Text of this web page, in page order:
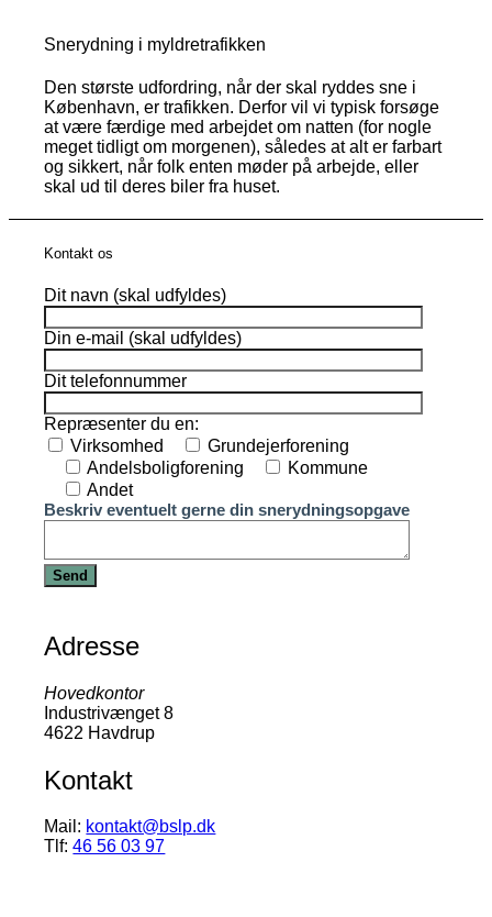
Snerydning i myldretrafikken
Den største udfordring, når der skal ryddes sne i
København, er trafikken. Derfor vil vi typisk forsøge
at være færdige med arbejdet om natten (for nogle
meget tidligt om morgenen), således at alt er farbart
og sikkert, når folk enten møder på arbejde, eller
skal ud til deres biler fra huset.
Kontakt os
Dit navn (skal udfyldes)
Din e-mail (skal udfyldes)
Dit telefonnummer
Repræsenter du en:
Virksomhed
Grundejerforening
Andelsboligforening
Kommune
Andet
Beskriv eventuelt gerne din snerydningsopgave
Adresse
Hovedkontor
Industrivænget 8
4622 Havdrup
Kontakt
Mail: kontakt@bslp.dk
Tlf:46 56 03 97